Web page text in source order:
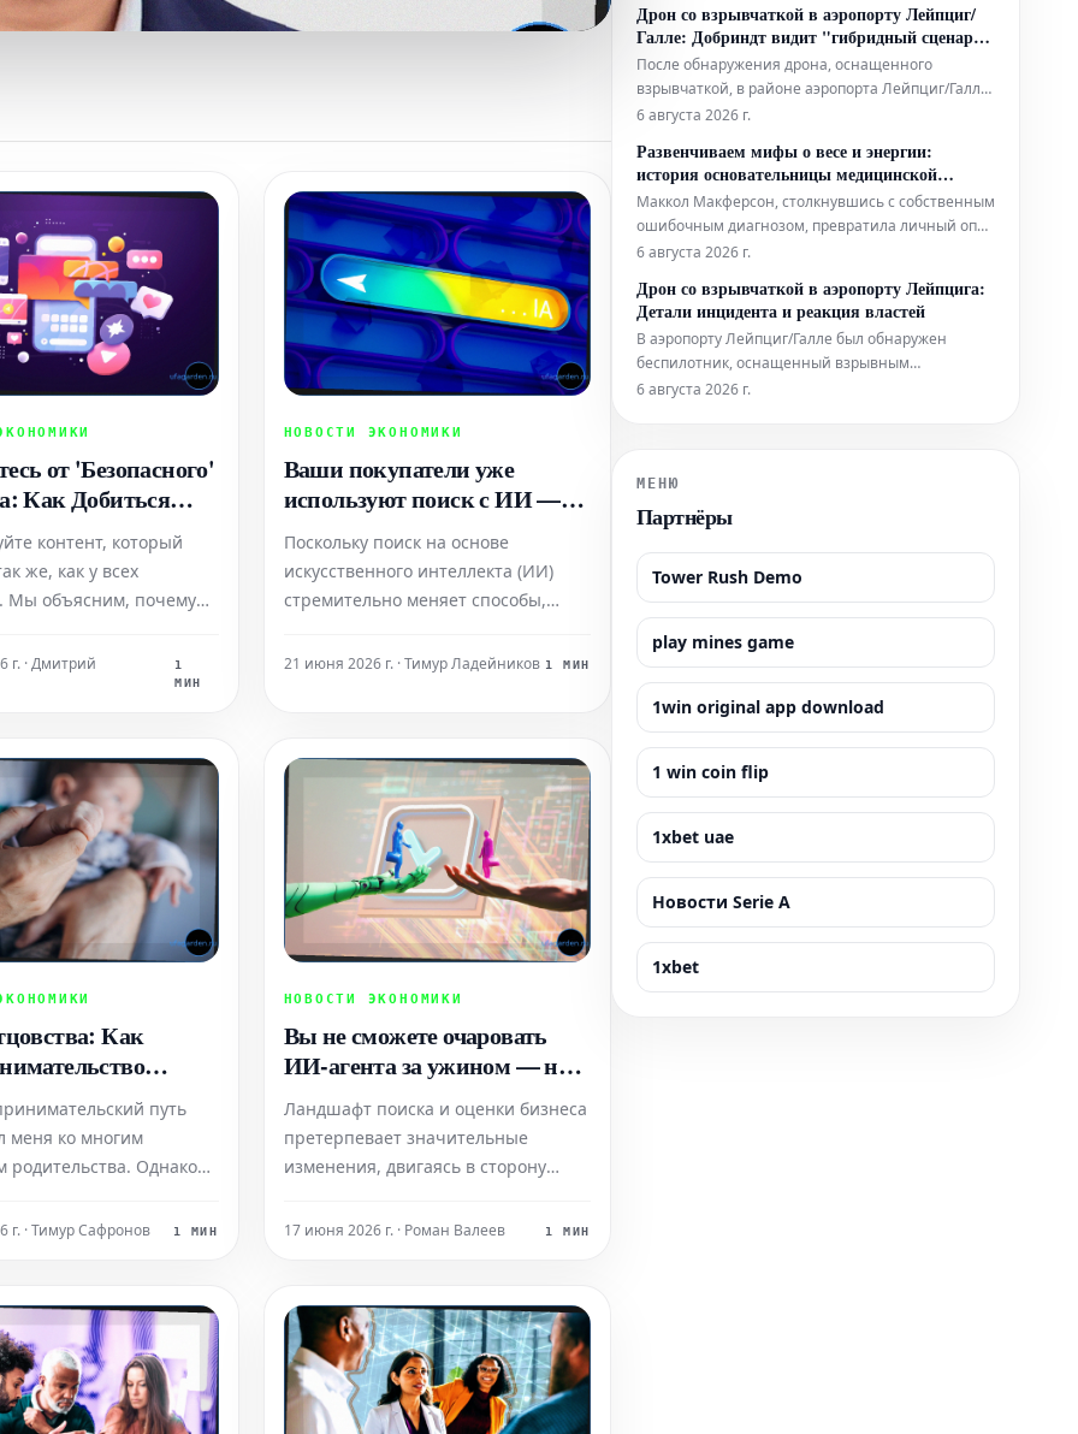
от 'Безопасного'
Как Добиться
Роста
(Пример:
контент, который
же, как у всех
Мы объясним, почему
формат поможет
и значительно
г. · Дмитрий
1
МИН
НОВОСТИ ЭКОНОМИКИ
Ваши покупатели уже
используют поиск с ИИ —
вот как убедиться, что ваш
бренд недвижимости
находится на первой
странице
Поскольку поиск на основе
искусственного интеллекта (ИИ)
стремительно меняет способы,
оценивают бизнесы, мы вступаем в
приобретают гораздо большее
значение, чем просто количе
21 июня 2026 г. · Тимур Ладейников 1 МИН
Как
а родительство
на успех и
путь
меня ко многим
родительства. Однако
преобразил мое
г. · Тимур Сафронов 1 МИН
НОВОСТИ ЭКОНОМИКИ
Вы не сможете очаровать
ИИ-агента за ужином — но
вы можете пройти его
проверку. Вот как.
Ландшафт поиска и оценки бизнеса
претерпевает значительные
изменения, двигаясь в сторону
агенту'. В этой новой парадигме
документацию, уровень интеграции
и общую надежность. Эта
важнейшая оценка происходи
17 июня 2026 г. · Роман Валеев 1 МИН
условиях нарастания экстремальных погодных
явлений, быстрое распространение фейковых
виде
Дрон со взрывчаткой в аэропорту Лейпциг/
Галле: Добриндт видит "гибридный сценарий
атаки"
После обнаружения дрона, оснащенного
взрывчаткой, в районе аэропорта Лейпциг/Галле
власти выразили глубокую тревогу. Федеральный
охарактеризовал данный инцидент как
"гибридный сценарий атаки" и отметил "новый
уровень опасности" в связи с произошедшим.
6 августа 2026 г.
Развенчиваем мифы о весе и энергии:
история основательницы медицинской
клиники
Маккол Макферсон, столкнувшись с собственным
ошибочным диагнозом, превратила личный опыт
в дело своей жизни. Она основала
которая кардинально меняет подход к
диагностике, лечению и даже общественному
восприятию заболеваний щитовидной железы.
6 августа 2026 г.
Дрон со взрывчаткой в аэропорту Лейпцига:
Детали инцидента и реакция властей
В аэропорту Лейпциг/Галле был обнаружен
беспилотник, оснащенный взрывным
устройством. В связи с этим серьезным
"сценарий гибридной атаки", подчеркивая
необычный и потенциал
6 августа 2026 г.
МЕНЮ
Партнёры
Tower Rush Demo
play mines game
1win original app download
1 win coin flip
1xbet uae
Новости Serie A
1xbet